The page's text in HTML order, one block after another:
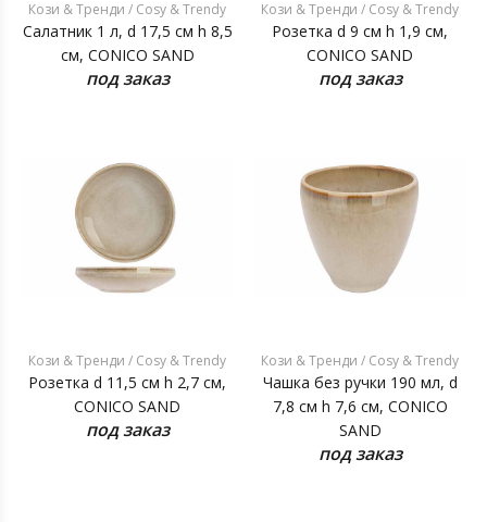
Кози & Тренди / Cosy & Trendy
Салатник 1 л, d 17,5 см h 8,5
см, CONICO SAND
под заказ
Кози & Тренди / Cosy & Trendy
Розетка d 9 см h 1,9 см,
CONICO SAND
под заказ
Кози & Тренди / Cosy & Trendy
Розетка d 11,5 см h 2,7 см,
CONICO SAND
под заказ
Кози & Тренди / Cosy & Trendy
Чашка без ручки 190 мл, d
7,8 см h 7,6 см, CONICO
SAND
под заказ